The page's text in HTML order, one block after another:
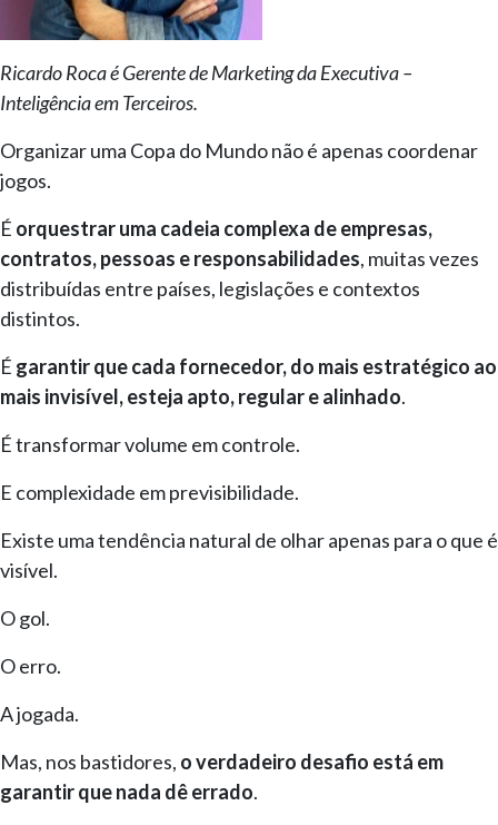
Ricardo Roca é Gerente de Marketing da Executiva –
Inteligência em Terceiros.
Organizar uma Copa do Mundo não é apenas coordenar
jogos.
É orquestrar uma cadeia complexa de empresas,
contratos, pessoas e responsabilidades, muitas vezes
distribuídas entre países, legislações e contextos
distintos.
É garantir que cada fornecedor, do mais estratégico ao
mais invisível, esteja apto, regular e alinhado.
É transformar volume em controle.
E complexidade em previsibilidade.
Existe uma tendência natural de olhar apenas para o que é
visível.
O gol.
O erro.
A jogada.
Mas, nos bastidores, o verdadeiro desafio está em
garantir que nada dê errado.